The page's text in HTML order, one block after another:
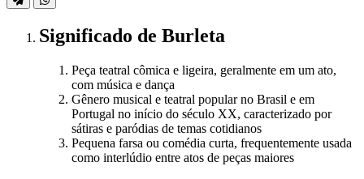
Significado de Burleta
Peça teatral cômica e ligeira, geralmente em um ato,
com música e dança
Gênero musical e teatral popular no Brasil e em
Portugal no início do século XX, caracterizado por
sátiras e paródias de temas cotidianos
Pequena farsa ou comédia curta, frequentemente usada
como interlúdio entre atos de peças maiores